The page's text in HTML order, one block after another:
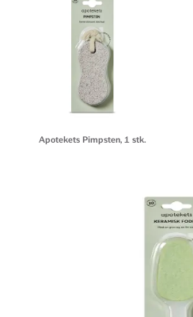
Apotekets Pimpsten, 1 stk.